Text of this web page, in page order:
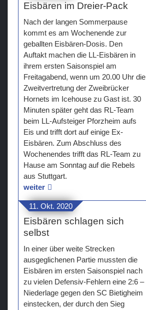
Eisbären im Dreier-Pack
Nach der langen Sommerpause
kommt es am Wochenende zur
geballten Eisbären-Dosis. Den
Auftakt machen die LL-Eisbären in
ihrem ersten Saisonspiel am
Freitagabend, wenn um 20.00 Uhr die
Zweitvertretung der Zweibrücker
Hornets im Icehouse zu Gast ist. 30
Minuten später geht das RL-Team
beim LL-Aufsteiger Pforzheim aufs
Eis und trifft dort auf einige Ex-
Eisbären. Zum Abschluss des
Wochenendes trifft das RL-Team zu
Hause am Sonntag auf die Rebels
aus Stuttgart.
weiter
11. Okt. 2020
Eisbären schlagen sich
selbst
In einer über weite Strecken
ausgeglichenen Partie mussten die
Eisbären im ersten Saisonspiel nach
zu vielen Defensiv-Fehlern eine 2:6 –
Niederlage gegen den SC Bietigheim
einstecken, der durch den Sieg